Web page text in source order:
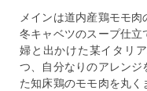
メインは道内産鶏モモ
冬キャベツのスープ仕
婦と出かけた某イタリ
つ、自分なりのアレンジ
た知床鶏のモモ肉を丸